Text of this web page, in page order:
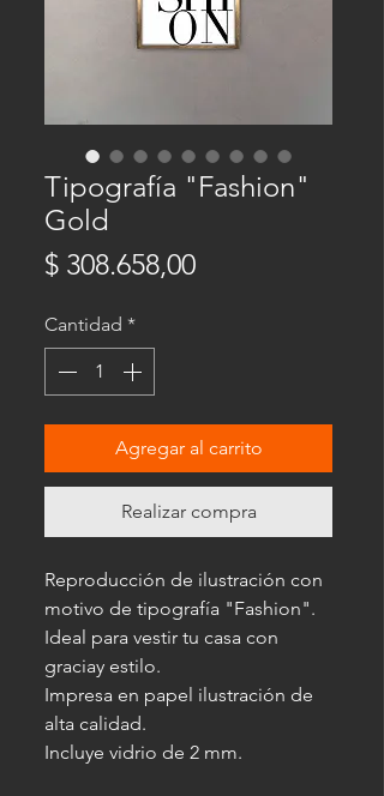
Tipografía "Fashion"
Gold
$ 308.658,00Precio
Cantidad *
Agregar al carrito
Realizar compra
Reproducción de ilustración con
motivo de tipografía "Fashion".
Ideal para vestir tu casa con
graciay estilo.
Impresa en papel ilustración de
alta calidad.
Incluye vidrio de 2 mm.